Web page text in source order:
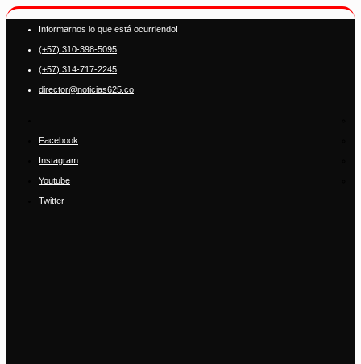
Informarnos lo que está ocurriendo!
(+57) 310-398-5095
(+57) 314-717-2245
director@noticias625.co
Facebook
Instagram
Youtube
Twitter